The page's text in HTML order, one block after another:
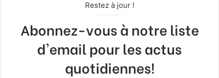
Restez à jour !
Abonnez-vous à notre liste
d'email pour les actus
quotidiennes!